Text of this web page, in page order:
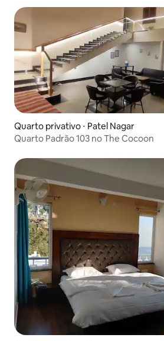
Quarto privativo ⋅ Patel Nagar
Quarto Padrão 103 no The Cocoon